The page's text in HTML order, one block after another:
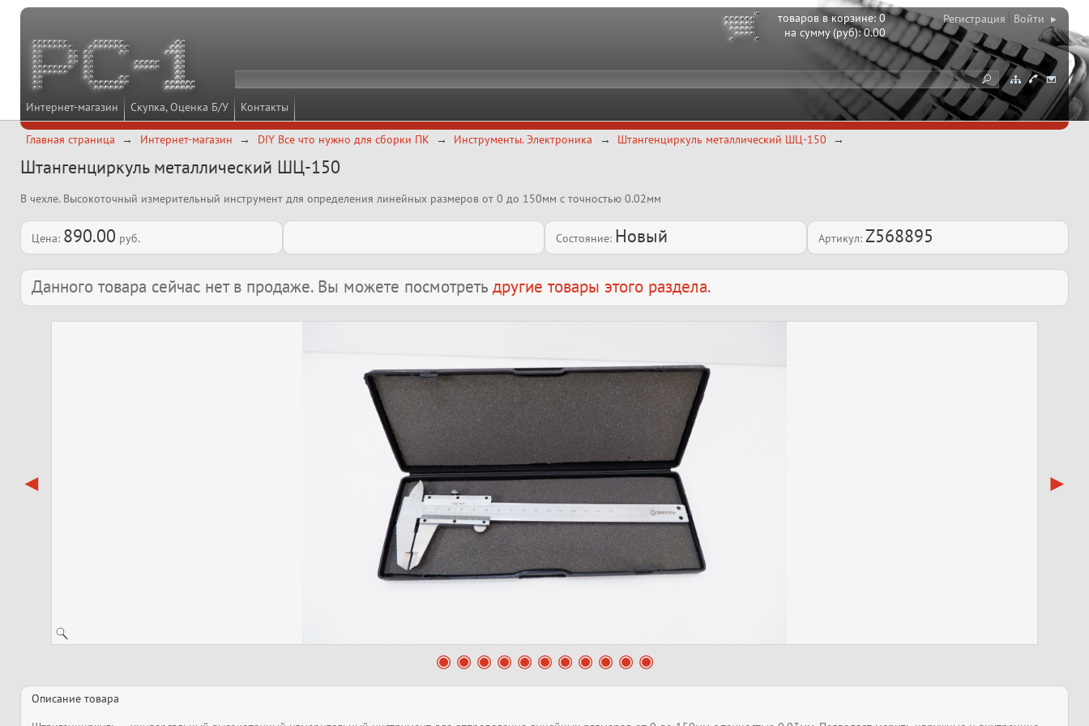
Интернет-магазин Скупка, Оценка Б/У Контакты
товаров в корзине:0
на сумму (руб):0.00
Регистрация Войти ▸
Главная страница Интернет-магазин DIY Все что нужно для сборки ПК Инструменты. Электроника Штангенциркуль металлический ШЦ-150
Штангенциркуль металлический ШЦ-150
В чехле. Высокоточный измерительный инструмент для определения линейных размеров от 0 до 150мм с точностью 0.02мм
Цена: 890.00 руб. Состояние: Новый Артикул: Z568895
Данного товара сейчас нет в продаже. Вы можете посмотреть другие товары этого раздела.
Описание товара